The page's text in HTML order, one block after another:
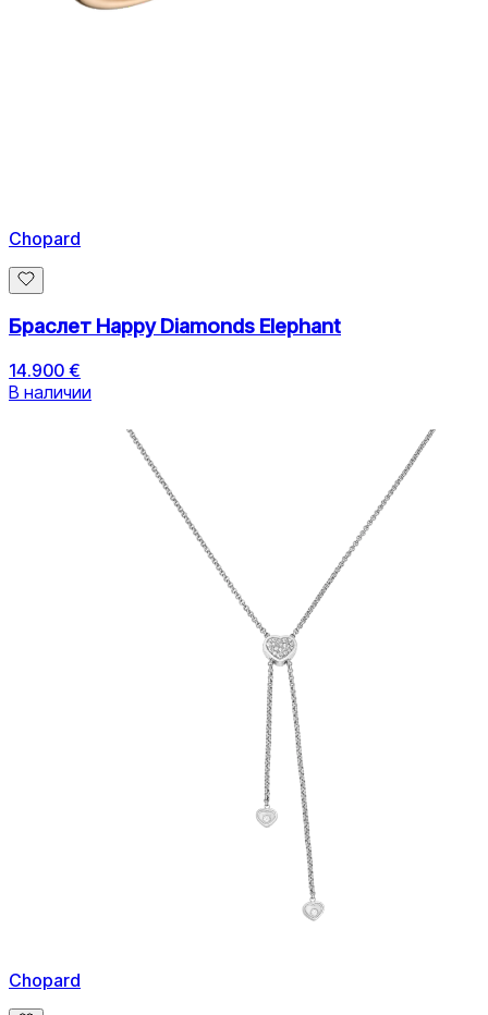
Chopard
Браслет Happy Diamonds Elephant
14.900 €
В наличии
Chopard